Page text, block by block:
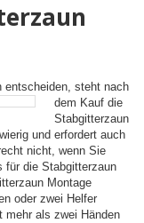
entscheiden, steht nach
dem Kauf die
Stabgitterzaun
und erfordert auch
nicht, wenn Sie
für die Stabgitterzaun
Montage
oder zwei Helfer
mehr als zwei Händen